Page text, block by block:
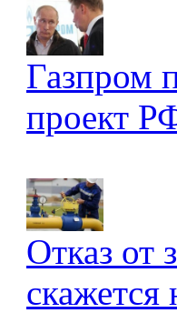
Газпром
проект
Отказ от
скажется